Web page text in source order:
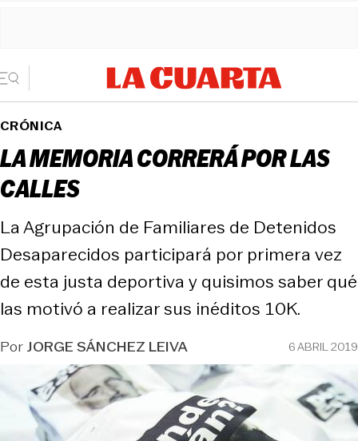
CRÓNICA
LA MEMORIA CORRERÁ POR LAS
CALLES
La Agrupación de Familiares de Detenidos
Desaparecidos participará por primera vez
de esta justa deportiva y quisimos saber qué
las motivó a realizar sus inéditos 10K.
PorJORGE SÁNCHEZ LEIVA 6 ABRIL 2019